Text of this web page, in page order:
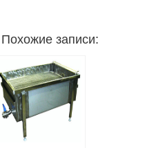
Похожие записи: